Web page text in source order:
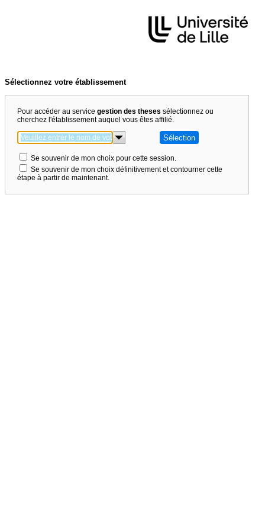
Sélectionnez votre établissement
Pour accéder au service gestion des theses sélectionnez ou
cherchez l'établissement auquel vous êtes affilié.
Se souvenir de mon choix pour cette session.
Se souvenir de mon choix définitivement et contourner cette
étape à partir de maintenant.